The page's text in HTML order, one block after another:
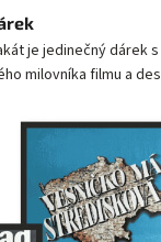
je jedinečný dárek
milovníka filmu a